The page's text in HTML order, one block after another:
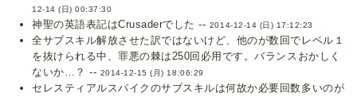
12-14 (日) 00:37:30
神聖の英語表記はCrusaderでした -- 2014-12-14 (日) 17:12:23
全サブスキル解放させた訳ではないけど、他のが数回でレベル１
を抜けられる中、罪悪の棘は250回必用です。バランスおかしく
ないか…？ -- 2014-12-15 (月) 18:06:29
セレスティアルスパイクのサブスキルは何故か必要回数多いのが